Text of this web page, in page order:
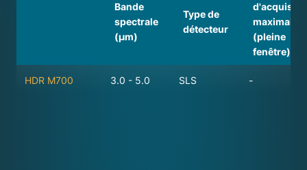
Bande
spectrale
(µm)
Type de
détecteur
maximale
(pleine
fenêtre)
HDR M700 3.0 - 5.0 SLS -